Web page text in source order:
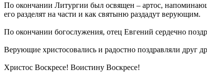
По окончании Литургии был освящен – артос,
его разделят на части и как святыню раздадут верующим.
По окончании богослужения, отец Евгений сердечно
Верующие христосовались и радостно поздравляли друг
Христос Воскресе! Воистину Воскресе!